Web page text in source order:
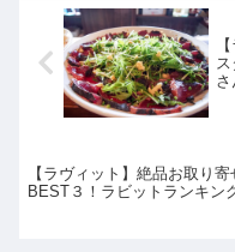
さ
【ラヴィット】絶品お取り寄
BEST３！ラビットランキン